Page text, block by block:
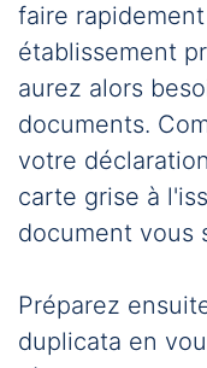
faire
établissement
aurez alors
documents.
votre
carte grise à
document vous
Préparez
duplicata en